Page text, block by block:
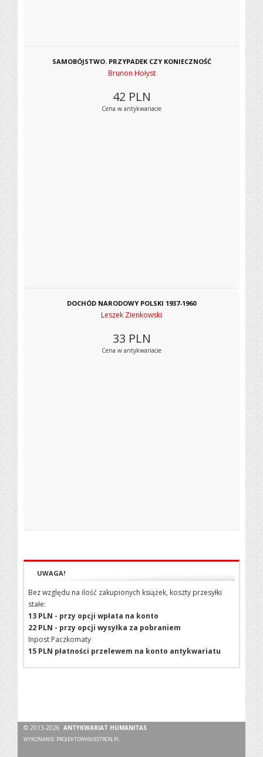
SAMOBÓJSTWO. PRZYPADEK CZY KONIECZNOŚĆ
Brunon Hołyst
42 PLN
Cena w antykwariacie
DOCHÓD NARODOWY POLSKI 1937-1960
Leszek Zienkowski
33 PLN
Cena w antykwariacie
UWAGA!
Bez względu na ilość zakupionych książek, koszty przesyłki
stałe:
13 PLN - przy opcji wpłata na konto
22 PLN - przy opcji wysyłka za pobraniem
Inpost Paczkomaty
15 PLN płatności przelewem na konto antykwariatu
© 2013-2026ANTYKWARIAT HUMANITAS
WYKONANIE: PROJEKTOWANIESTRON.PL